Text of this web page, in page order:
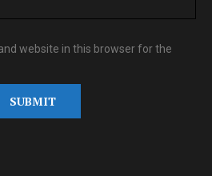
website in this browser for the